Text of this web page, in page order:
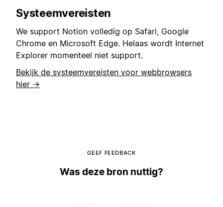
Systeemvereisten
We support Notion volledig op Safari, Google
Chrome en Microsoft Edge. Helaas wordt Internet
Explorer momenteel niet support.
Bekijk de systeemvereisten voor webbrowsers
hier →
GEEF FEEDBACK
Was deze bron nuttig?